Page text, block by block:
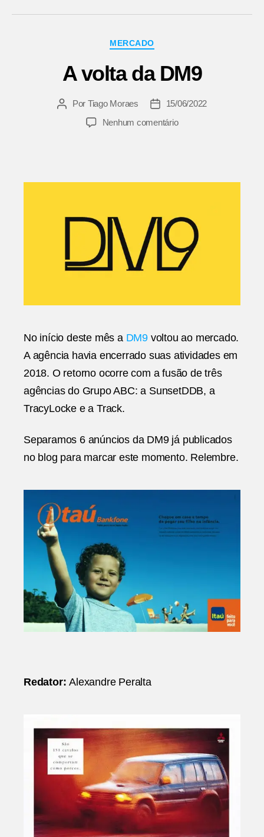
Categorias
MERCADO
A volta da DM9
Autor
Por Tiago Moraes
Data15/06/2022
Nenhum comentárioem
No início deste mês a DM9 voltou ao mercado.
A agência havia encerrado suas atividades em
2018. O retorno ocorre com a fusão de três
agências do Grupo ABC: a SunsetDDB, a
TracyLocke e a Track.
Separamos 6 anúncios da DM9 já publicados
no blog para marcar este momento. Relembre.
Redator:Alexandre Peralta